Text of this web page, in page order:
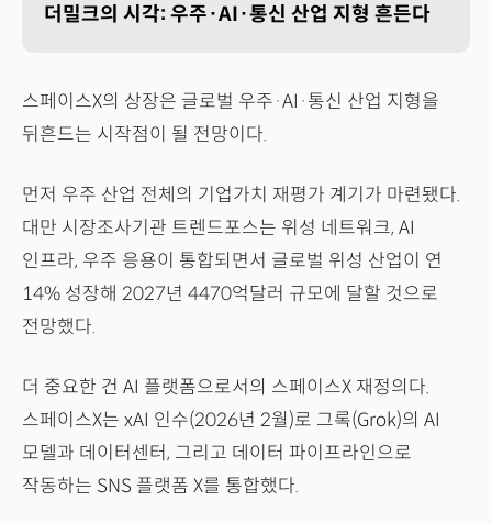
더밀크의 시각: 우주·AI·통신 산업 지형 흔든다
스페이스X의 상장은 글로벌 우주·AI·통신 산업 지형을
뒤흔드는 시작점이 될 전망이다.
먼저 우주 산업 전체의 기업가치 재평가 계기가 마련됐다.
대만 시장조사기관 트렌드포스는 위성 네트워크, AI
인프라, 우주 응용이 통합되면서 글로벌 위성 산업이 연
14% 성장해 2027년 4470억달러 규모에 달할 것으로
전망했다.
더 중요한 건 AI 플랫폼으로서의 스페이스X 재정의다.
스페이스X는 xAI 인수(2026년 2월)로 그록(Grok)의 AI
모델과 데이터센터, 그리고 데이터 파이프라인으로
작동하는 SNS 플랫폼 X를 통합했다.